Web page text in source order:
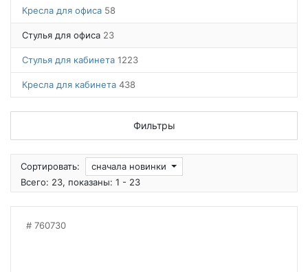
Кресла для офиса 58
Стулья для офиса 23
Стулья для кабинета 1223
Кресла для кабинета 438
Фильтры
Сортировать:
сначала новинки
Всего: 23, показаны: 1 - 23
760730